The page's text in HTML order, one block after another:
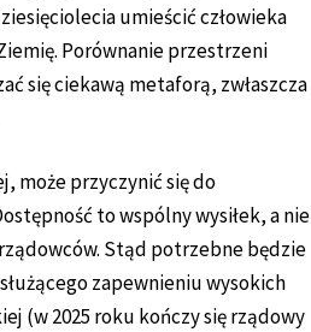
umieścić człowieka
Porównanie przestrzeni
się ciekawą metaforą, zwłaszcza
może przyczynić się do
to wspólny wysiłek, a nie
Stąd potrzebne będzie
zapewnieniu wysokich
(w 2025 roku kończy się rządowy